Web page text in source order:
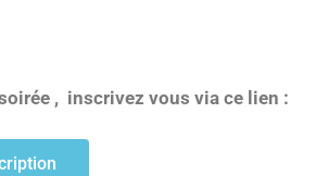
, inscrivez vous via ce lien :